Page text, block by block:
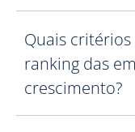
Quais
ranking das
crescimento?